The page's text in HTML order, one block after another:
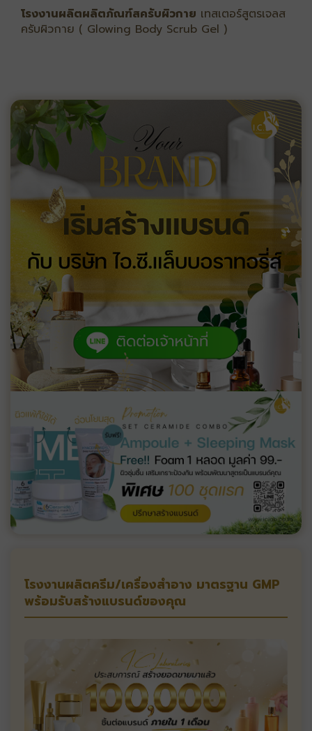
โรงงานผลิตผลิตภัณฑ์สครับผิวกาย เทสเตอร์สูตรเจลส
ครับผิวกาย ( Glowing Body Scrub Gel )
โรงงานผลิตครีม/เครื่องสำอาง มาตรฐาน GMP
พร้อมรับสร้างแบรนด์ของคุณ